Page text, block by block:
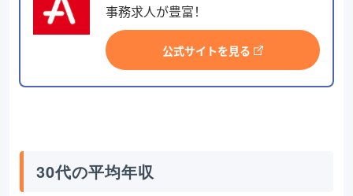
事務求人が豊富！
公式サイトを見る
30代の平均年収